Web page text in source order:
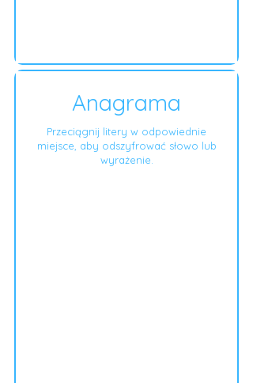
Anagrama
Przeciągnij litery w odpowiednie
miejsce, aby odszyfrować słowo lub
wyrażenie.